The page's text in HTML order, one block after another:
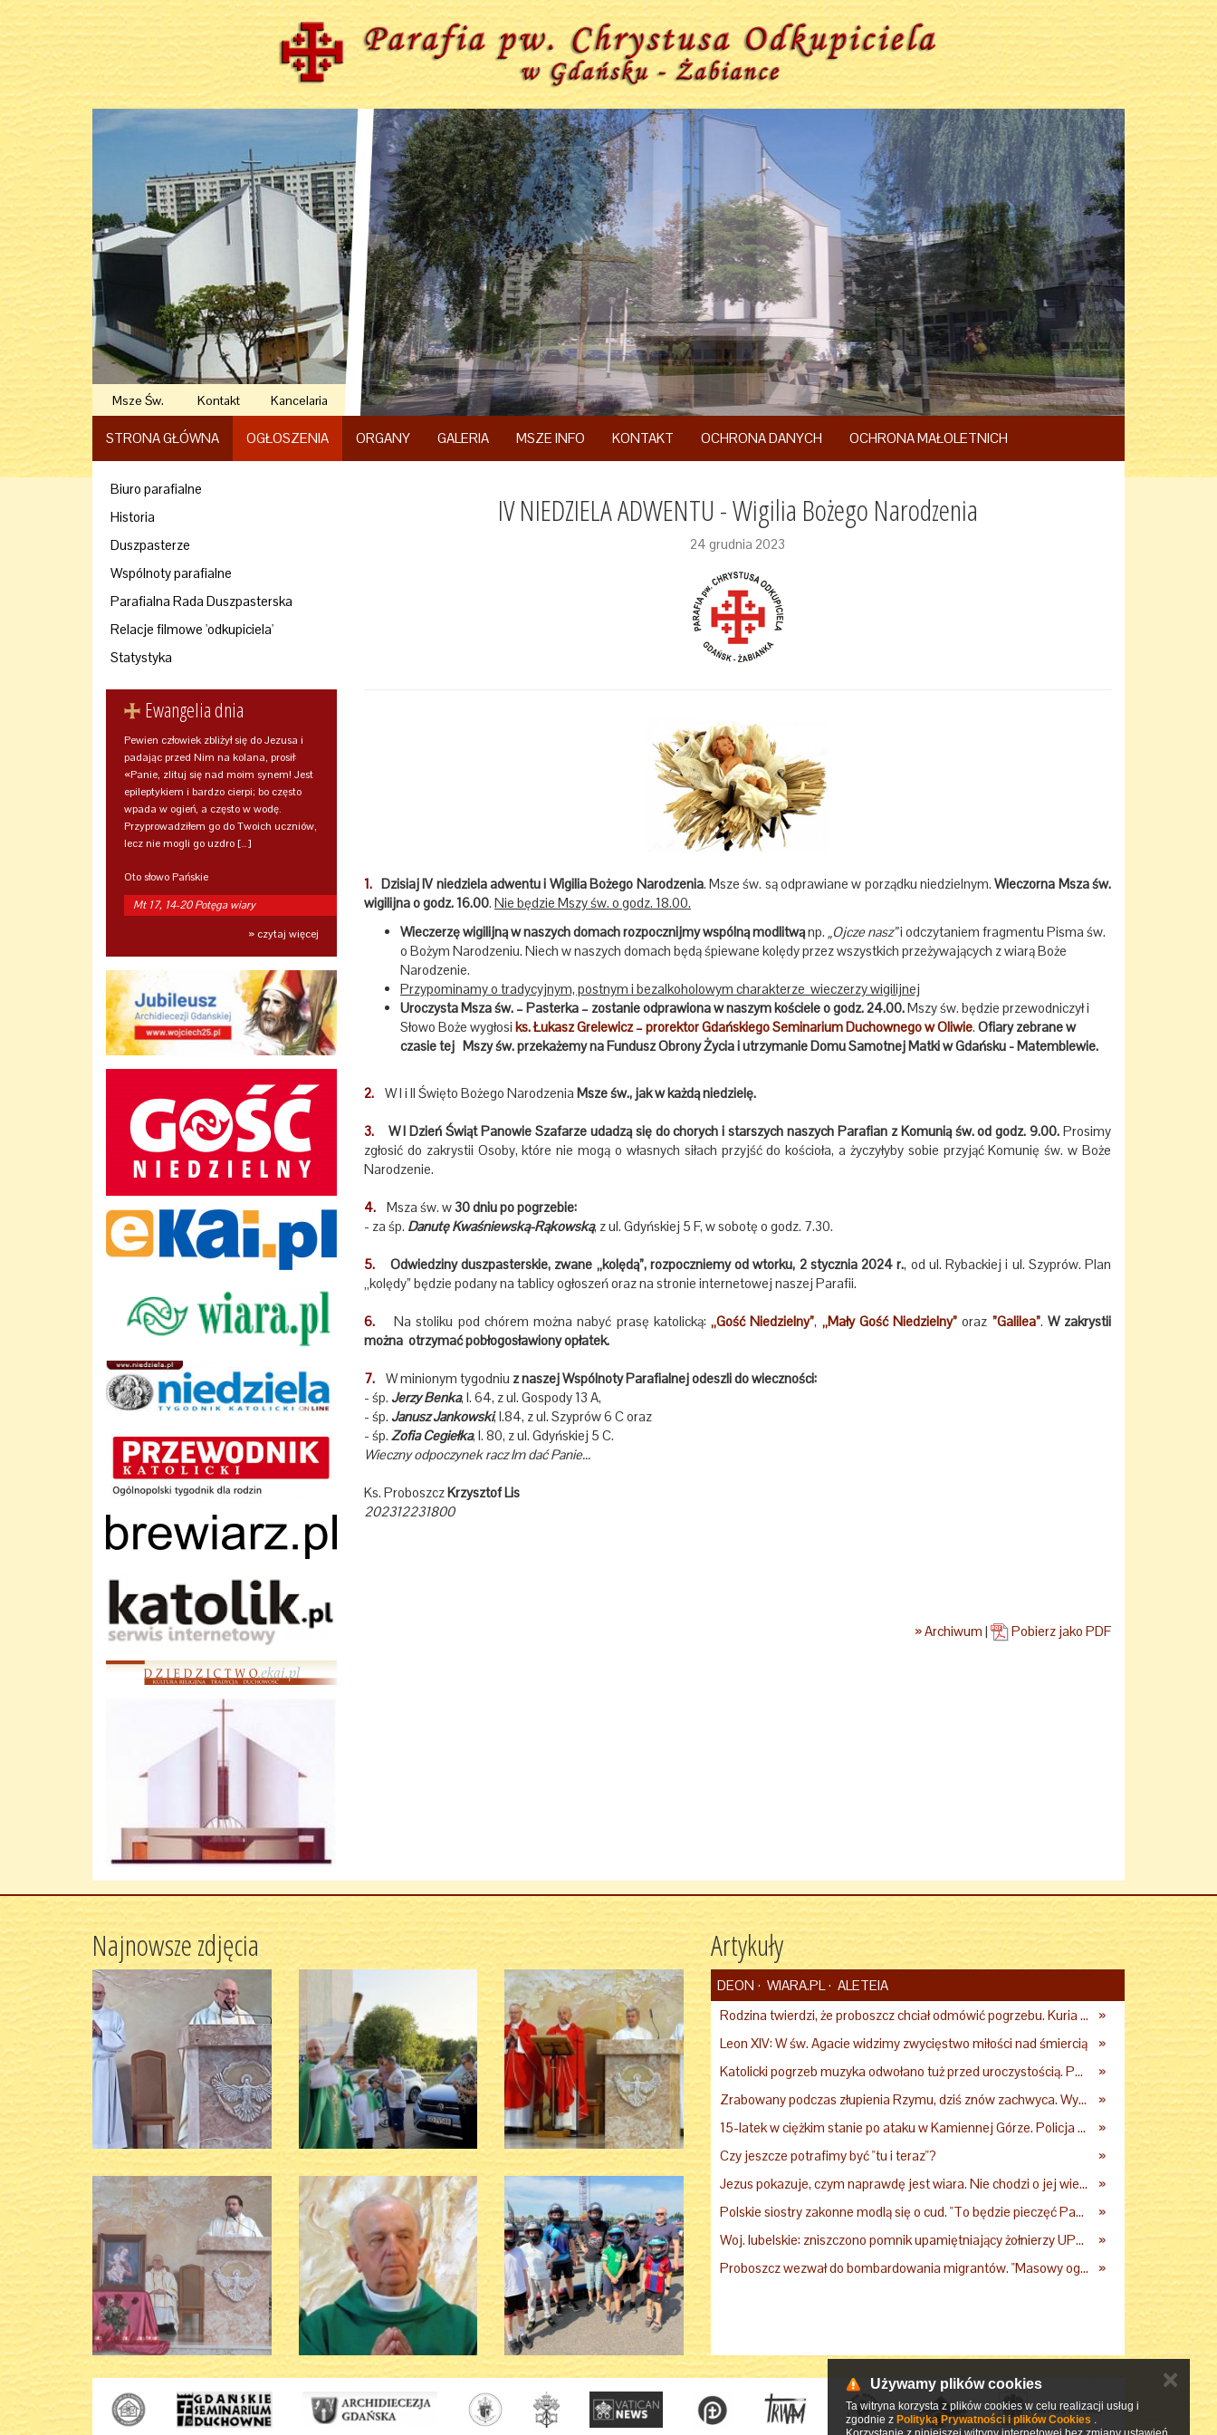
Msze Św. Kontakt Kancelaria
STRONA GŁÓWNA OGŁOSZENIA ORGANY GALERIA MSZE INFO KONTAKT OCHRONA DANYCH OCHRONA MAŁOLETNICH
Biuro parafialne
Historia
Duszpasterze
Wspólnoty parafialne
Parafialna Rada Duszpasterska
Relacje filmowe 'odkupiciela'
Statystyka
Ewangelia dnia
Pewien człowiek zbliżył się do Jezusa i
padając przed Nim na kolana, prosił:
«Panie, zlituj się nad moim synem! Jest
epileptykiem i bardzo cierpi; bo często
wpada w ogień, a często w wodę.
Przyprowadziłem go do Twoich uczniów,
lecz nie mogli go uzdro […]
Oto słowo Pańskie
Mt 17, 14-20 Potęga wiary
» czytaj więcej
IV NIEDZIELA ADWENTU - Wigilia Bożego Narodzenia
24 grudnia 2023
1.Dzisiaj IV niedziela adwentu i Wigilia Bożego Narodzenia. Msze św. są odprawiane w porządku niedzielnym.Wieczorna Msza św.
wigilijna o godz. 16.00. Nie będzie Mszy św. o godz. 18.00.
Wieczerzę wigilijną w naszych domach rozpocznijmy wspólną modlitwąnp. „Ojcze nasz”i odczytaniem fragmentu Pisma św.
o Bożym Narodzeniu. Niech w naszych domach będą śpiewane kolędy przez wszystkich przeżywających z wiarą Boże
Narodzenie.
Przypominamy o tradycyjnym, postnym i bezalkoholowym charakterze wieczerzy wigilijnej
Uroczysta Msza św. – Pasterka – zostanie odprawiona w naszym kościele o godz. 24.00.Mszy św. będzie przewodniczył i
Słowo Boże wygłosi ks. Łukasz Grelewicz – prorektor Gdańskiego Seminarium Duchownego w Oliwie. Ofiary zebrane w
czasie tej Mszy św. przekażemy na Fundusz Obrony Życia i utrzymanie Domu Samotnej Matki w Gdańsku - Matemblewie.
2. W I i II Święto Bożego Narodzenia Msze św., jak w każdą niedzielę.
3. W I Dzień Świąt Panowie Szafarze udadzą się do chorych i starszych naszych Parafian z Komunią św. od godz. 9.00. Prosimy
zgłosić do zakrystii Osoby, które nie mogą o własnych siłach przyjść do kościoła, a życzyłyby sobie przyjąć Komunię św. w Boże
Narodzenie.
4. Msza św. w30 dniu po pogrzebie:
- za śp. Danutę Kwaśniewską-Rąkowską, z ul. Gdyńskiej 5 F, w sobotę o godz. 7.30.
5. Odwiedziny duszpasterskie, zwane „kolędą”, rozpoczniemy od wtorku, 2 stycznia 2024 r., od ul. Rybackiej i ul. Szyprów. Plan
„kolędy” będzie podany na tablicy ogłoszeń oraz na stronie internetowej naszej Parafii.
6. Na stoliku pod chórem można nabyć prasę katolicką: „Gość Niedzielny”, „Mały Gość Niedzielny” oraz ”Galilea”. W zakrystii
można otrzymać pobłogosławiony opłatek.
7. W minionym tygodniu z naszej Wspólnoty Parafialnej odeszli do wieczności:
- śp. Jerzy Benka, l. 64, z ul. Gospody 13 A,
- śp. Janusz Jankowski, l.84, z ul. Szyprów 6 C oraz
- śp. Zofia Cegiełka, l. 80, z ul. Gdyńskiej 5 C.
Wieczny odpoczynek racz Im dać Panie...
Ks. ProboszczKrzysztof Lis
202312231800
» Archiwum | Pobierz jako PDF
Najnowsze zdjęcia Artykuły
DEON WIARA.PL
ALETEIA
»
Rodzina twierdzi, że proboszcz chciał odmówić pogrzebu. Kuria zapowiada wyjaśnienia
»
Leon XIV: W św. Agacie widzimy zwycięstwo miłości nad śmiercią
»
Katolicki pogrzeb muzyka odwołano tuż przed uroczystością. Powodem była przynależność do masonerii
»
Zrabowany podczas złupienia Rzymu, dziś znów zachwyca. Wyjątkowy arras w Castel Gandolfo
»
15-latek w ciężkim stanie po ataku w Kamiennej Górze. Policja zatrzymała dwóch nastolatków
»
Czy jeszcze potrafimy być "tu i teraz"?
»
Jezus pokazuje, czym naprawdę jest wiara. Nie chodzi o jej wielkość
»
Polskie siostry zakonne modlą się o cud. "To będzie pieczęć Pana Boga dla naszej wiary"
»
Woj. lubelskie: zniszczono pomnik upamiętniający żołnierzy UPA. Ambasada Ukrainy reaguje
»
Proboszcz wezwał do bombardowania migrantów. "Masowy ogień przeciwko najeźdźcom!"
Używamy plików cookies
Ta witryna korzysta z plików cookies w celu realizacji usług i
zgodnie z Polityką Prywatności i plików Cookies .
✕